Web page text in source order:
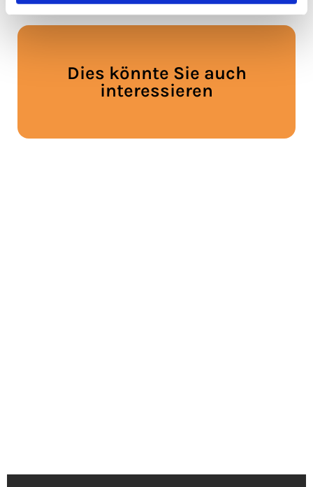
Dies könnte Sie auch
interessieren